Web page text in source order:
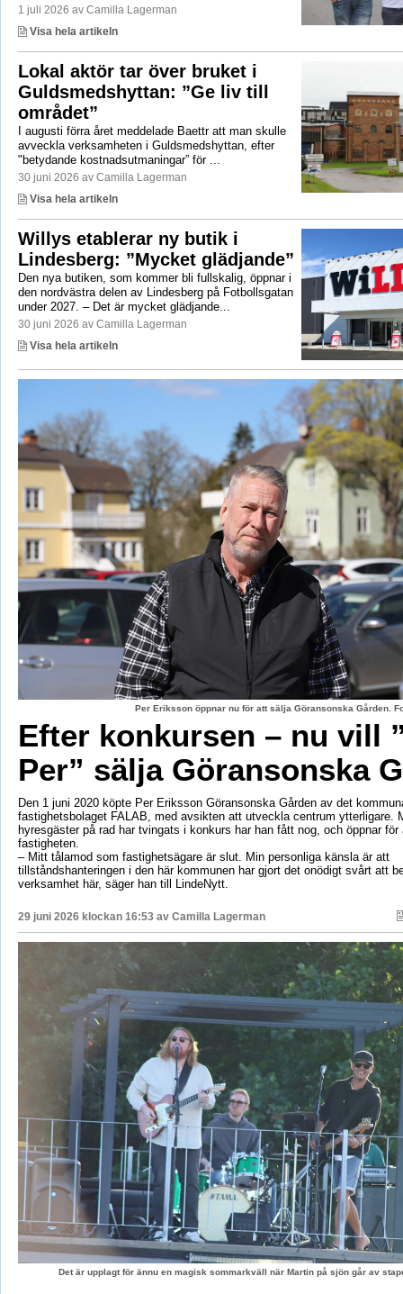
1 juli 2026 av Camilla Lagerman
Visa hela artikeln
Lokal aktör tar över bruket i
Guldsmedshyttan: ”Ge liv till
området”
I augusti förra året meddelade Baettr att man skulle
avveckla verksamheten i Guldsmedshyttan, efter
"betydande kostnadsutmaningar” för ...
30 juni 2026 av Camilla Lagerman
Visa hela artikeln
Willys etablerar ny butik i
Lindesberg: ”Mycket glädjande”
Den nya butiken, som kommer bli fullskalig, öppnar i
den nordvästra delen av Lindesberg på Fotbollsgatan
under 2027. – Det är mycket glädjande...
30 juni 2026 av Camilla Lagerman
Visa hela artikeln
Per Eriksson öppnar nu för att sälja Göransonska Gården.
Efter konkursen – nu vill
Per” sälja Göransonska
Den 1 juni 2020 köpte Per Eriksson Göransonska Gården av det
fastighetsbolaget FALAB, med avsikten att utveckla centrum ytterligare.
hyresgäster på rad har tvingats i konkurs har han fått nog, och öppnar för
fastigheten.
– Mitt tålamod som fastighetsägare är slut. Min personliga känsla är att
tillståndshanteringen i den här kommunen har gjort det onödigt svårt att
verksamhet här, säger han till LindeNytt.
29 juni 2026 klockan 16:53 av Camilla Lagerman
Det är upplagt för ännu en magisk sommarkväll när Martin på sjön går av